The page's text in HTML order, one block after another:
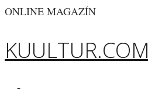
ONLINE MAGAZÍN
KUULTUR.COM